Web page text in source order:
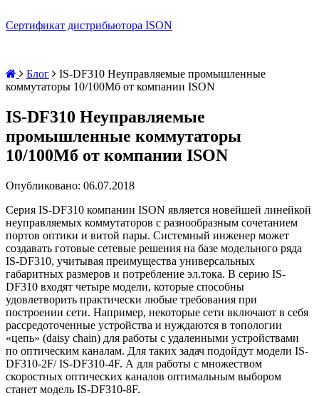
Сертификат дистрибьютора ISON
Блог
IS-DF310 Неуправляемые промышленные
коммутаторы 10/100Мб от компании ISON
IS-DF310 Неуправляемые
промышленные коммутаторы
10/100Мб от компании ISON
Опубликовано: 06.07.2018
Серия IS-DF310 компании ISON является новейшей линейкой
неуправляемых коммутаторов с разнообразным сочетанием
портов оптики и витой пары. Системный инженер может
создавать готовые сетевые решения на базе модельного ряда
IS-DF310, учитывая преимущества универсальных
габаритных размеров и потребление эл.тока. В серию IS-
DF310 входят четыре модели, которые способны
удовлетворить практически любые требования при
построении сети. Например, некоторые сети включают в себя
рассредоточенные устройства и нуждаются в топологии
«цепь» (daisy chain) для работы с удаленными устройствами
по оптическим каналам. Для таких задач подойдут модели IS-
DF310-2F/IS-DF310-4F. А для работы с множеством
скоростных оптических каналов оптимальным выбором
станет модель IS-DF310-8F.